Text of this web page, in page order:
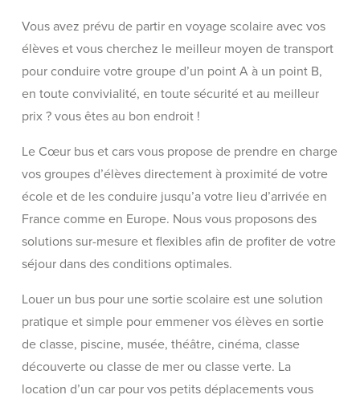
Vous avez prévu de partir en voyage scolaire avec vos
élèves et vous cherchez le meilleur moyen de transport
pour conduire votre groupe d’un point A à un point B,
en toute convivialité, en toute sécurité et au meilleur
prix ? vous êtes au bon endroit !
Le Cœur bus et cars vous propose de prendre en charge
vos groupes d’élèves directement à proximité de votre
école et de les conduire jusqu’a votre lieu d’arrivée en
France comme en Europe. Nous vous proposons des
solutions sur-mesure et flexibles afin de profiter de votre
séjour dans des conditions optimales.
Louer un bus pour une sortie scolaire est une solution
pratique et simple pour emmener vos élèves en sortie
de classe, piscine, musée, théâtre, cinéma, classe
découverte ou classe de mer ou classe verte. La
location d’un car pour vos petits déplacements vous